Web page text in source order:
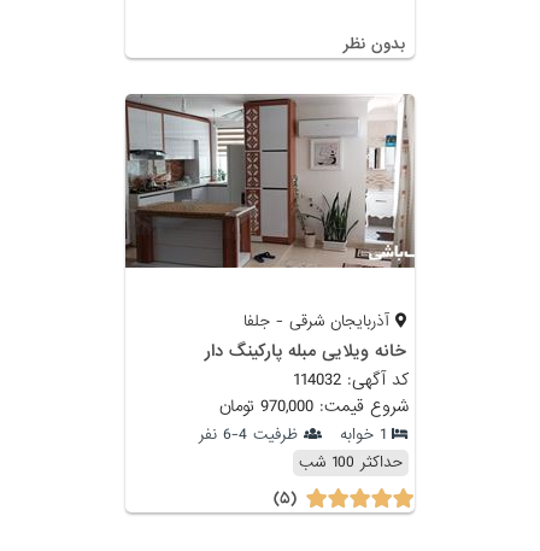
بدون نظر
آذربایجان شرقی - جلفا
خانه ویلایی مبله پارکینگ دار
کد آگهی: 114032
شروع قیمت: 970,000 تومان
1 خوابه
ظرفیت 4-6 نفر
حداکثر 100 شب
(۵)